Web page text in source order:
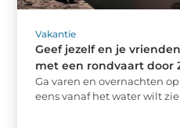
Vakantie
Geef jezelf en je
met een rondvaart door
Ga varen en overnachten
eens vanaf het water wilt